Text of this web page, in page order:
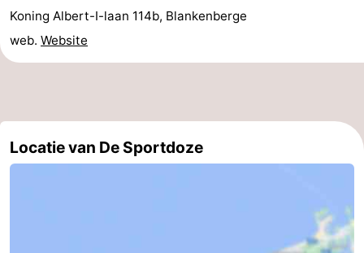
-
Parkeren
-
Medische
Koning Albert-I-laan 114b, Blankenberge
web. Website
Locatie van De Sportdoze